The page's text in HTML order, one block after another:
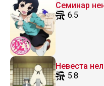
Семинар
6.5
Невеста
5.8